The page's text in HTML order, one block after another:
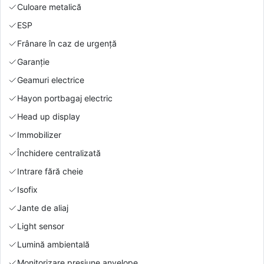
Culoare metalică
ESP
Frânare în caz de urgență
Garanție
Geamuri electrice
Hayon portbagaj electric
Head up display
Immobilizer
Închidere centralizată
Intrare fără cheie
Isofix
Jante de aliaj
Light sensor
Lumină ambientală